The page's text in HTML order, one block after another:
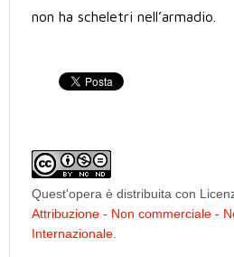
non ha scheletri nell’armadio.
Quest'opera è distribuita con
Attribuzione - Non commerciale -
Internazionale.